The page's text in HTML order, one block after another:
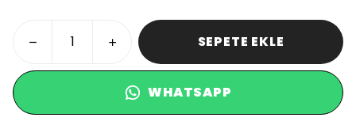
SEPETE EKLE
WHATSAPP